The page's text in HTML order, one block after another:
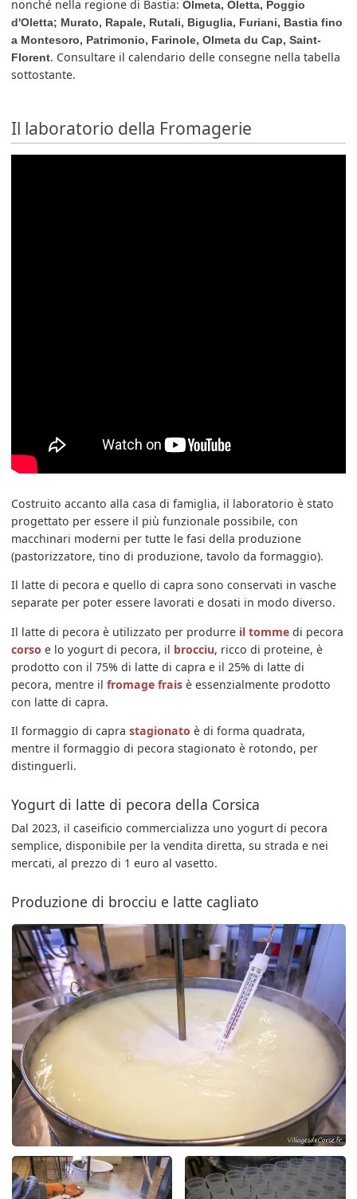
nonché nella regione di Bastia:Olmeta, Oletta, Poggio
d'Oletta; Murato, Rapale, Rutali, Biguglia, Furiani, Bastia fino
a Montesoro, Patrimonio, Farinole, Olmeta du Cap, Saint-
Florent. Consultare il calendario delle consegne nella tabella
sottostante.
Il laboratorio della Fromagerie
Costruito accanto alla casa di famiglia, il laboratorio è stato
progettato per essere il più funzionale possibile, con
macchinari moderni per tutte le fasi della produzione
(pastorizzatore, tino di produzione, tavolo da formaggio).
Il latte di pecora e quello di capra sono conservati in vasche
separate per poter essere lavorati e dosati in modo diverso.
Il latte di pecora è utilizzato per produrre il tomme di pecora
corso e lo yogurt di pecora, il brocciu, ricco di proteine, è
prodotto con il 75% di latte di capra e il 25% di latte di
pecora, mentre ilfromage frais è essenzialmente prodotto
con latte di capra.
Il formaggio di caprastagionato è di forma quadrata,
mentre il formaggio di pecora stagionato è rotondo, per
distinguerli.
Yogurt di latte di pecora della Corsica
Dal 2023, il caseificio commercializza uno yogurt di pecora
semplice, disponibile per la vendita diretta, su strada e nei
mercati, al prezzo di 1 euro al vasetto.
Produzione di brocciu e latte cagliato